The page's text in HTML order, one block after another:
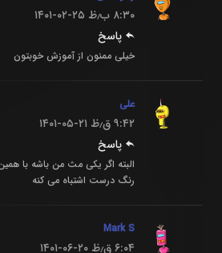
۸:۳۰ ب٫ظ
۱۴۰۱-۰۲-۲۵
پاسخ
خیلی ممنون از آموزش خوبتون
علی
۹:۴۲ ق٫ظ
۱۴۰۱-۰۵-۲۱
پاسخ
البته اگر یکی مث من باشه با
رنگ درست اشتباه می کنه
Mark S
۶:۰۴ ق٫ظ
۱۴۰۱-۰۶-۲۰